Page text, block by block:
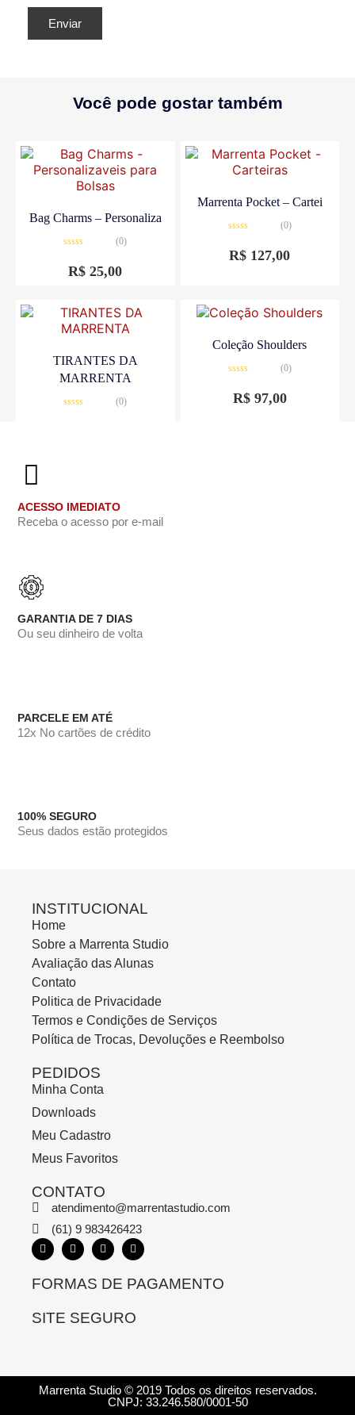
Você pode gostar também
Bag Charms – Personaliza
0
de
(0)
R$ 25,00
Marrenta Pocket – Cartei
0
de
(0)
R$ 127,00
TIRANTES DA
MARRENTA
(0)
Coleção Shoulders
de
(0)
R$97,00
ACESSO IMEDIATO
Receba o acesso por e-mail
GARANTIA DE 7 DIAS
Ou seu dinheiro de volta
PARCELE EM ATÉ
12x No cartões de crédito
100% SEGURO
Seus dados estão protegidos
INSTITUCIONAL
Home
Sobre a Marrenta Studio
Avaliação das Alunas
Contato
Politica de Privacidade
Termos e Condições de Serviços
Política de Trocas, Devoluções e Reembolso
PEDIDOS
Minha Conta
Downloads
Meu Cadastro
Meus Favoritos
CONTATO
atendimento@marrentastudio.com
(61) 9 983426423
FORMAS DE PAGAMENTO
SITE SEGURO
Marrenta Studio © 2019 Todos os direitos reservados.
CNPJ: 33.246.580/0001-50